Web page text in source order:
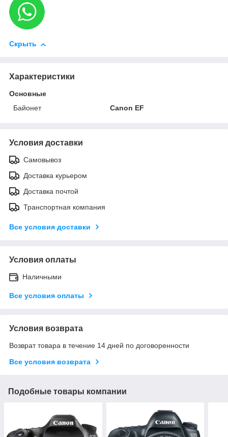
Скрыть
Характеристики
Основные
Байонет
Canon EF
Условия доставки
Самовывоз
Доставка курьером
Доставка почтой
Транспортная компания
Все условия доставки
Условия оплаты
Наличными
Все условия оплаты
Условия возврата
Возврат товара в течение 14 дней по договоренности
Все условия возврата
Подобные товары компании